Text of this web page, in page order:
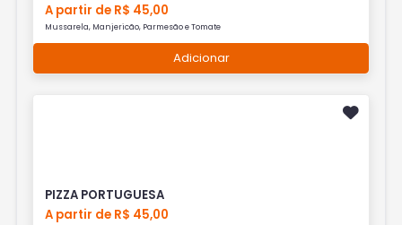
A partir de R$ 45,00
Mussarela, Manjericão, Parmesão e Tomate
Adicionar
PIZZA PORTUGUESA
A partir de R$ 45,00